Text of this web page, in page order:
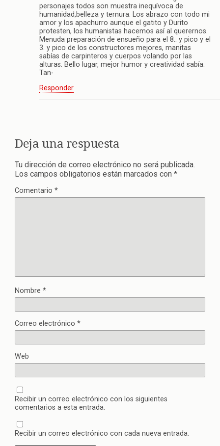
personajes todos son muestra inequívoca de
humanidad,belleza y ternura. Los abrazo con todo mi
amor y los apachurro aunque el gatito y Durito
protesten, los humanistas hacemos así al querernos.
Menuda preparación de ensueño para el 8.. y pico y el
3. y pico de los constructores mejores, manitas
sabías de carpinteros y cuerpos volando por las
alturas. Bello lugar, mejor humor y creatividad sabía.
Tan-
Responder
Deja una respuesta
Tu dirección de correo electrónico no será publicada.
Los campos obligatorios están marcados con *
Comentario *
Nombre *
Correo electrónico *
Web
Recibir un correo electrónico con los siguientes
comentarios a esta entrada.
Recibir un correo electrónico con cada nueva entrada.